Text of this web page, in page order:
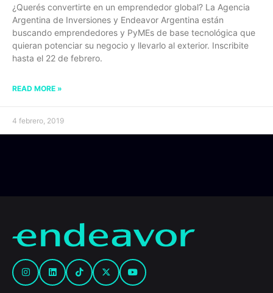
¿Querés convertirte en un emprendedor global? La Agencia
Argentina de Inversiones y Endeavor Argentina están
buscando emprendedores y PyMEs de base tecnológica que
quieran potenciar su negocio y llevarlo al exterior. Inscribite
hasta el 22 de febrero.
READ MORE »
4 febrero, 2019